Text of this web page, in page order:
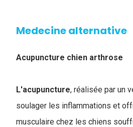
Medecine alternative
Acupuncture chien arthrose
L'acupuncture, réalisée par un
soulager les inflammations et
musculaire chez les chiens